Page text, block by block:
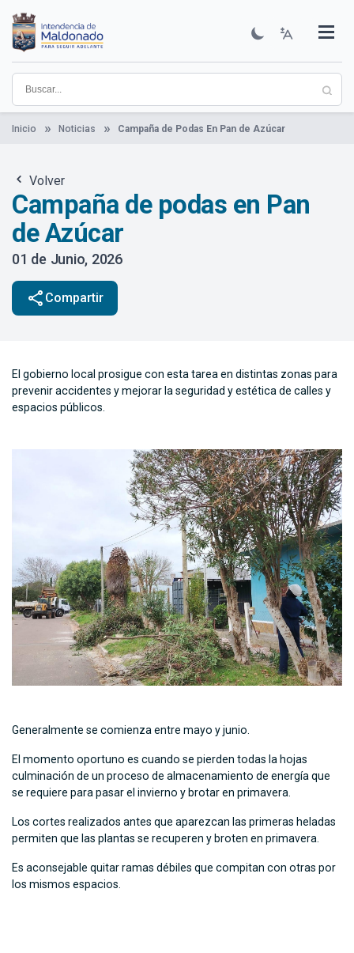
contenido
principal
Institucional
Municipios
Descubre Maldonado
Comunicación
Servicios
Guía De Trámites
Ver Noticias
Inicio Noticias Campaña de Podas En Pan de Azúcar
Volver
Campaña de podas en Pan
de Azúcar
01 de Junio, 2026
share Compartir
El gobierno local prosigue con esta tarea en distintas zonas para
prevenir accidentes y mejorar la seguridad y estética de calles y
espacios públicos.
Generalmente se comienza entre mayo y junio.
El momento oportuno es cuando se pierden todas la hojas
culminación de un proceso de almacenamiento de energía que
se requiere para pasar el invierno y brotar en primavera.
Los cortes realizados antes que aparezcan las primeras heladas
permiten que las plantas se recuperen y broten en primavera.
Es aconsejable quitar ramas débiles que compitan con otras por
los mismos espacios.